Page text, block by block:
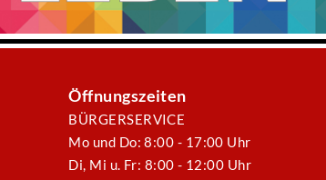
Öffnungszeiten
BÜRGERSERVICE
Mo und Do: 8:00 - 17:00 Uhr
Di, Mi u. Fr: 8:00 - 12:00 Uhr